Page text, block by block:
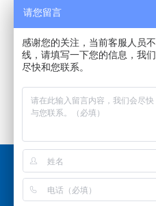
请您留言
感谢您的关注，当前客服人员
线，请填写一下您的信息，我
尽快和您联系。